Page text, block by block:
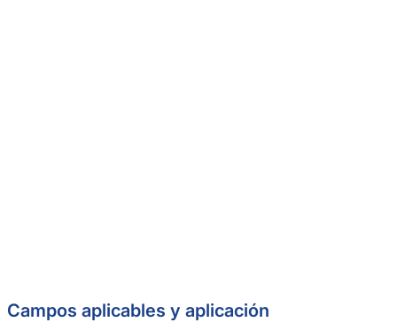
Campos aplicables y aplicación